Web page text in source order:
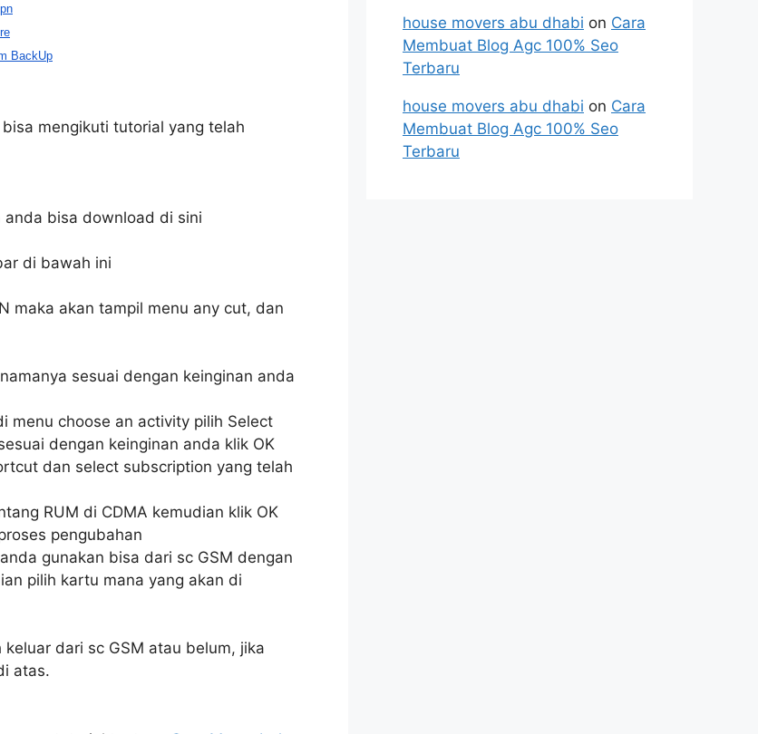
BackUp
mengikuti tutorial yang telah
anda bisa download di sini
di bawah ini
maka akan tampil menu any cut, dan
sesuai dengan keinginan anda
menu choose an activity pilih Select
dengan keinginan anda klik OK
dan select subscription yang telah
RUM di CDMA kemudian klik OK
pengubahan
gunakan bisa dari sc GSM dengan
pilih kartu mana yang akan di
dari sc GSM atau belum, jika
atas.
house movers abu dhabi on Cara
Membuat Blog Agc 100% Seo
Terbaru
house movers abu dhabi on Cara
Membuat Blog Agc 100% Seo
Terbaru